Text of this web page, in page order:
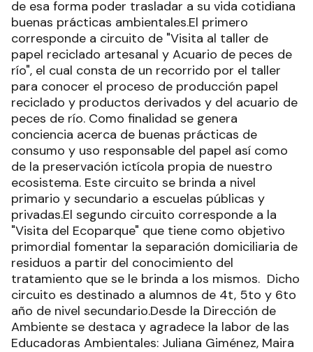
de esa forma poder trasladar a su vida cotidiana
buenas prácticas ambientales.El primero
corresponde a circuito de "Visita al taller de
papel reciclado artesanal y Acuario de peces de
río", el cual consta de un recorrido por el taller
para conocer el proceso de producción papel
reciclado y productos derivados y del acuario de
peces de río. Como finalidad se genera
conciencia acerca de buenas prácticas de
consumo y uso responsable del papel así como
de la preservación ictícola propia de nuestro
ecosistema. Este circuito se brinda a nivel
primario y secundario a escuelas públicas y
privadas.El segundo circuito corresponde a la
"Visita del Ecoparque" que tiene como objetivo
primordial fomentar la separación domiciliaria de
residuos a partir del conocimiento del
tratamiento que se le brinda a los mismos. Dicho
circuito es destinado a alumnos de 4t, 5to y 6to
año de nivel secundario.Desde la Dirección de
Ambiente se destaca y agradece la labor de las
Educadoras Ambientales: Juliana Giménez, Maira